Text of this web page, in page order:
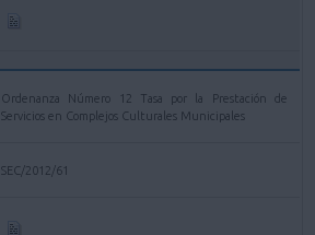
Ordenanza Número 12 Tasa por la Prestación de
Servicios en Complejos Culturales Municipales
SEC/2012/61